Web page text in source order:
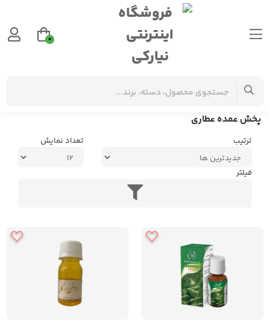
برچسب‌ها پخش عمده عطاری
پخش عمده عطاری
ترتیب تعداد نمایش
فیلتر
0